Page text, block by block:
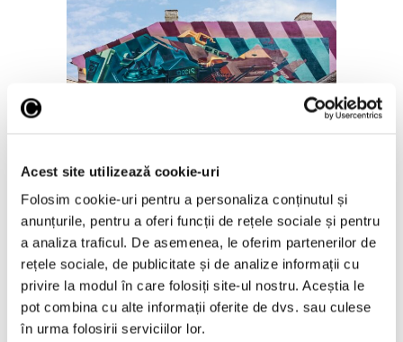
Acest site utilizează cookie-uri
Folosim cookie-uri pentru a personaliza conținutul și
anunțurile, pentru a oferi funcții de rețele sociale și pentru
a analiza traficul. De asemenea, le oferim partenerilor de
rețele sociale, de publicitate și de analize informații cu
privire la modul în care folosiți site-ul nostru. Aceștia le
pot combina cu alte informații oferite de dvs. sau culese
în urma folosirii serviciilor lor.
artificială, la Arad
17 Septembrie 2024